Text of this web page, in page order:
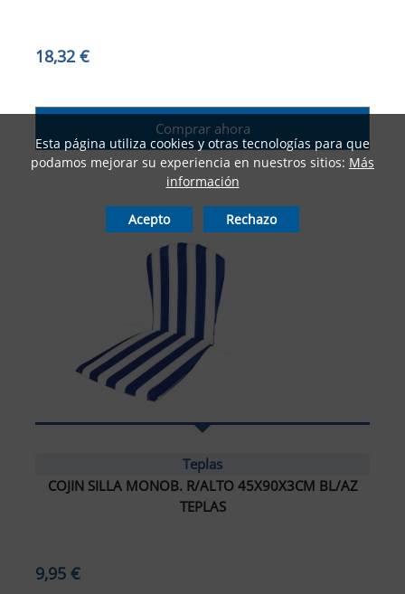
18,32 €
Comprar ahora
Teplas
COJIN SILLA MONOB. R/ALTO 45X90X3CM BL/AZ
TEPLAS
9,95 €
Esta página utiliza cookies y otras tecnologías para que
podamos mejorar su experiencia en nuestros sitios: Más
información
Acepto Rechazo